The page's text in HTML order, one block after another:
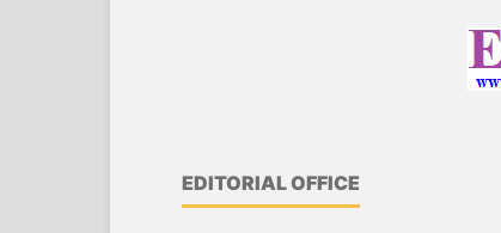
EDITORIAL OFFICE